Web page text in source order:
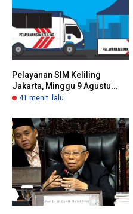
Pelayanan SIM Keliling
Jakarta, Minggu 9 Agustu...
41 menit lalu